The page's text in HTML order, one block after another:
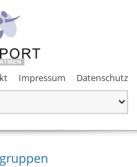
Impressum Datenschutz